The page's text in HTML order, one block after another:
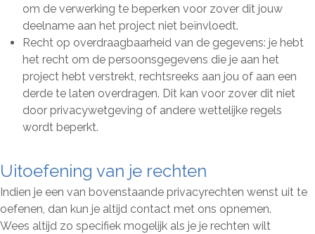
om de verwerking te beperken voor zover dit jouw
deelname aan het project niet beïnvloedt.
Recht op overdraagbaarheid van de gegevens: je hebt
het recht om de persoonsgegevens die je aan het
project hebt verstrekt, rechtsreeks aan jou of aan een
derde te laten overdragen. Dit kan voor zover dit niet
door privacywetgeving of andere wettelijke regels
wordt beperkt.
Uitoefening van je rechten
Indien je een van bovenstaande privacyrechten wenst uit te
oefenen, dan kun je altijd contact met ons opnemen.
Wees altijd zo specifiek mogelijk als je je rechten wilt